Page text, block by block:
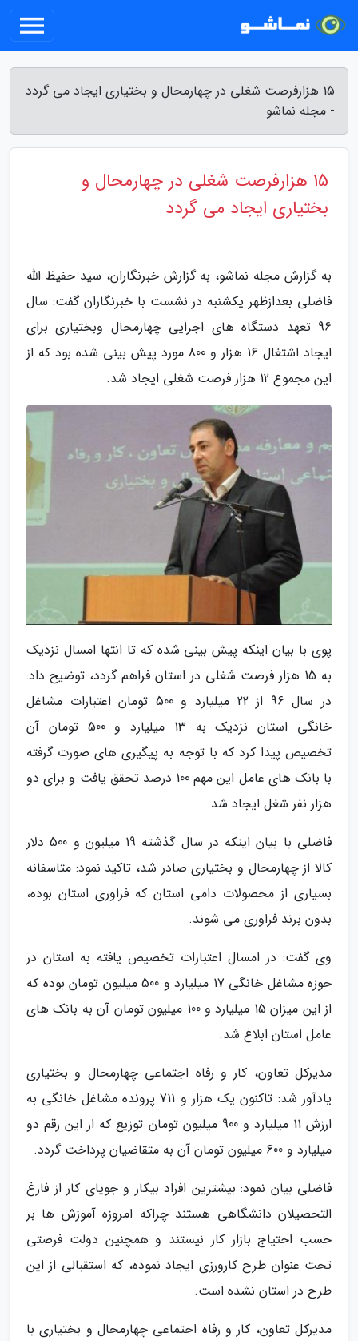
15 هزارفرصت شغلی در چهارمحال و بختیاری ایجاد می گردد
- مجله نماشو
15 هزارفرصت شغلی در چهارمحال و
بختیاری ایجاد می گردد
به گزارش مجله نماشو، به گزارش خبرنگاران، سید حفیظ الله
فاضلی بعدازظهر یکشنبه در نشست با خبرنگاران گفت: سال
96 تعهد دستگاه های اجرایی چهارمحال وبختیاری برای
ایجاد اشتغال 16 هزار و 800 مورد پیش بینی شده بود که از
این مجموع 12 هزار فرصت شغلی ایجاد شد.
پوی با بیان اینکه پیش بینی شده که تا انتها امسال نزدیک
به 15 هزار فرصت شغلی در استان فراهم گردد، توضیح داد:
در سال 96 از 22 میلیارد و 500 تومان اعتبارات مشاغل
خانگی استان نزدیک به 13 میلیارد و 500 تومان آن
تخصیص پیدا کرد که با توجه به پیگیری های صورت گرفته
با بانک های عامل این مهم 100 درصد تحقق یافت و برای دو
هزار نفر شغل ایجاد شد.
فاضلی با بیان اینکه در سال گذشته 19 میلیون و 500 دلار
کالا از چهارمحال و بختیاری صادر شد، تاکید نمود: متاسفانه
بسیاری از محصولات دامی استان که فراوری استان بوده،
بدون برند فراوری می شوند.
وی گفت: در امسال اعتبارات تخصیص یافته به استان در
حوزه مشاغل خانگی 17 میلیارد و 500 میلیون تومان بوده که
از این میزان 15 میلیارد و 100 میلیون تومان آن به بانک های
عامل استان ابلاغ شد.
مدیرکل تعاون، کار و رفاه اجتماعی چهارمحال و بختیاری
یادآور شد: تاکنون یک هزار و 711 پرونده مشاغل خانگی به
ارزش 11 میلیارد و 900 میلیون تومان توزیع که از این رقم دو
میلیارد و 600 میلیون تومان آن به متقاضیان پرداخت گردد.
فاضلی بیان نمود: بیشترین افراد بیکار و جویای کار از فارغ
التحصیلان دانشگاهی هستند چراکه امروزه آموزش ها بر
حسب احتیاج بازار کار نیستند و همچنین دولت فرصتی
تحت عنوان طرح کارورزی ایجاد نموده، که استقبالی از این
طرح در استان نشده است.
مدیرکل تعاون، کار و رفاه اجتماعی چهارمحال و بختیاری با